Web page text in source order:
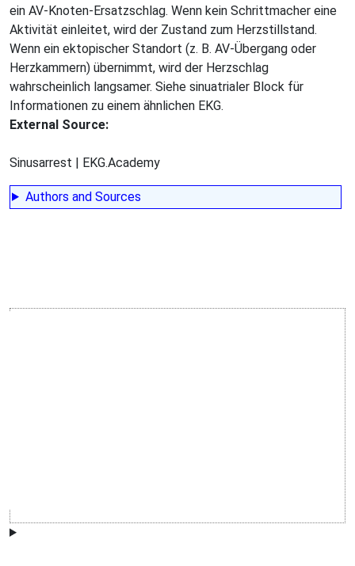
ein AV-Knoten-Ersatzschlag. Wenn kein Schrittmacher eine
Aktivität einleitet, wird der Zustand zum Herzstillstand.
Wenn ein ektopischer Standort (z. B. AV-Übergang oder
Herzkammern) übernimmt, wird der Herzschlag
wahrscheinlich langsamer. Siehe sinuatrialer Block für
Informationen zu einem ähnlichen EKG.
External Source:
Sinusarrest | EKG.Academy
Authors and Sources